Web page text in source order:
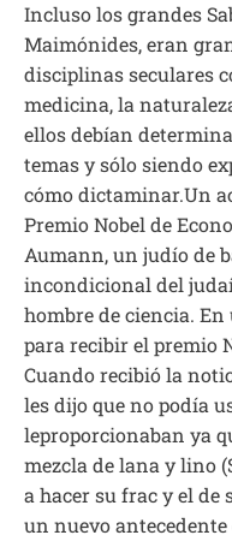
Incluso los grandes
Maimónides, eran
disciplinas seculares
medicina, la
ellos debían
temas y sólo siendo
cómo dictaminar.Un
Premio Nobel de
Aumann, un judío de
incondicional del
hombre de ciencia.
para recibir el premio
Cuando recibió la
les dijo que no podía
leproporcionaban ya
mezcla de lana y lino
a hacer su frac y el
un nuevo